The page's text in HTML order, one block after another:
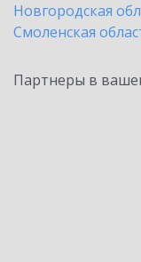
Новгородская
Смоленская
Партнеры в